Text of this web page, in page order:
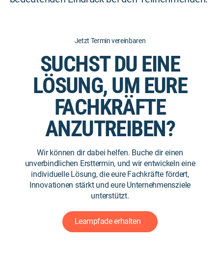
Jetzt Termin vereinbaren
SUCHST DU EINE
LÖSUNG, UM EURE
FACHKRÄFTE
ANZUTREIBEN?
Wir können dir dabei helfen. Buche dir einen
unverbindlichen Ersttermin, und wir entwickeln eine
individuelle Lösung, die eure Fachkräfte fördert,
Innovationen stärkt und eure Unternehmensziele
unterstützt.
Learnpfade erhalten